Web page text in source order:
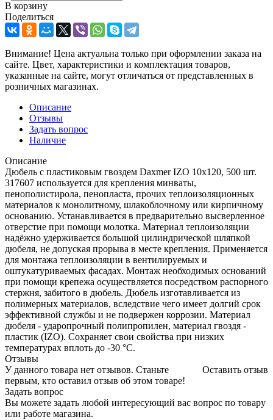
В корзину
Поделиться
Внимание! Цена актуальна только при оформлении заказа на
сайте. Цвет, характеристики и комплектация товаров,
указанные на сайте, могут отличаться от представленных в
розничных магазинах.
Описание
Отзывы
Задать вопрос
Наличие
Описание
Дюбель с пластиковым гвоздем Daxmer IZO 10x120, 500 шт.
317607 используется для крепления минваты,
пенополистирола, пенопласта, прочих теплоизоляционных
материалов к монолитному, шлакоблочному или кирпичному
основанию. Устанавливается в предварительно высверленное
отверстие при помощи молотка. Материал теплоизоляции
надёжно удерживается большой цилиндрической шляпкой
дюбеля, не допуская прорыва в месте крепления. Применяется
для монтажа теплоизоляции в вентилируемых и
оштукатуриваемых фасадах. Монтаж необходимых оснований
при помощи крепежа осуществляется посредством распорного
стержня, забитого в дюбель. Дюбель изготавливается из
полимерных материалов, вследствие чего имеет долгий срок
эффективной службы и не подвержен коррозии. Материал
дюбеля - ударопрочный полипропилен, материал гвоздя -
пластик (IZO). Сохраняет свои свойства при низких
температурах вплоть до -30 °C.
Отзывы
Оставить отзыв
У данного товара нет отзывов. Станьте
первым, кто оставил отзыв об этом товаре!
Задать вопрос
Вы можете задать любой интересующий вас вопрос по товару
или работе магазина.